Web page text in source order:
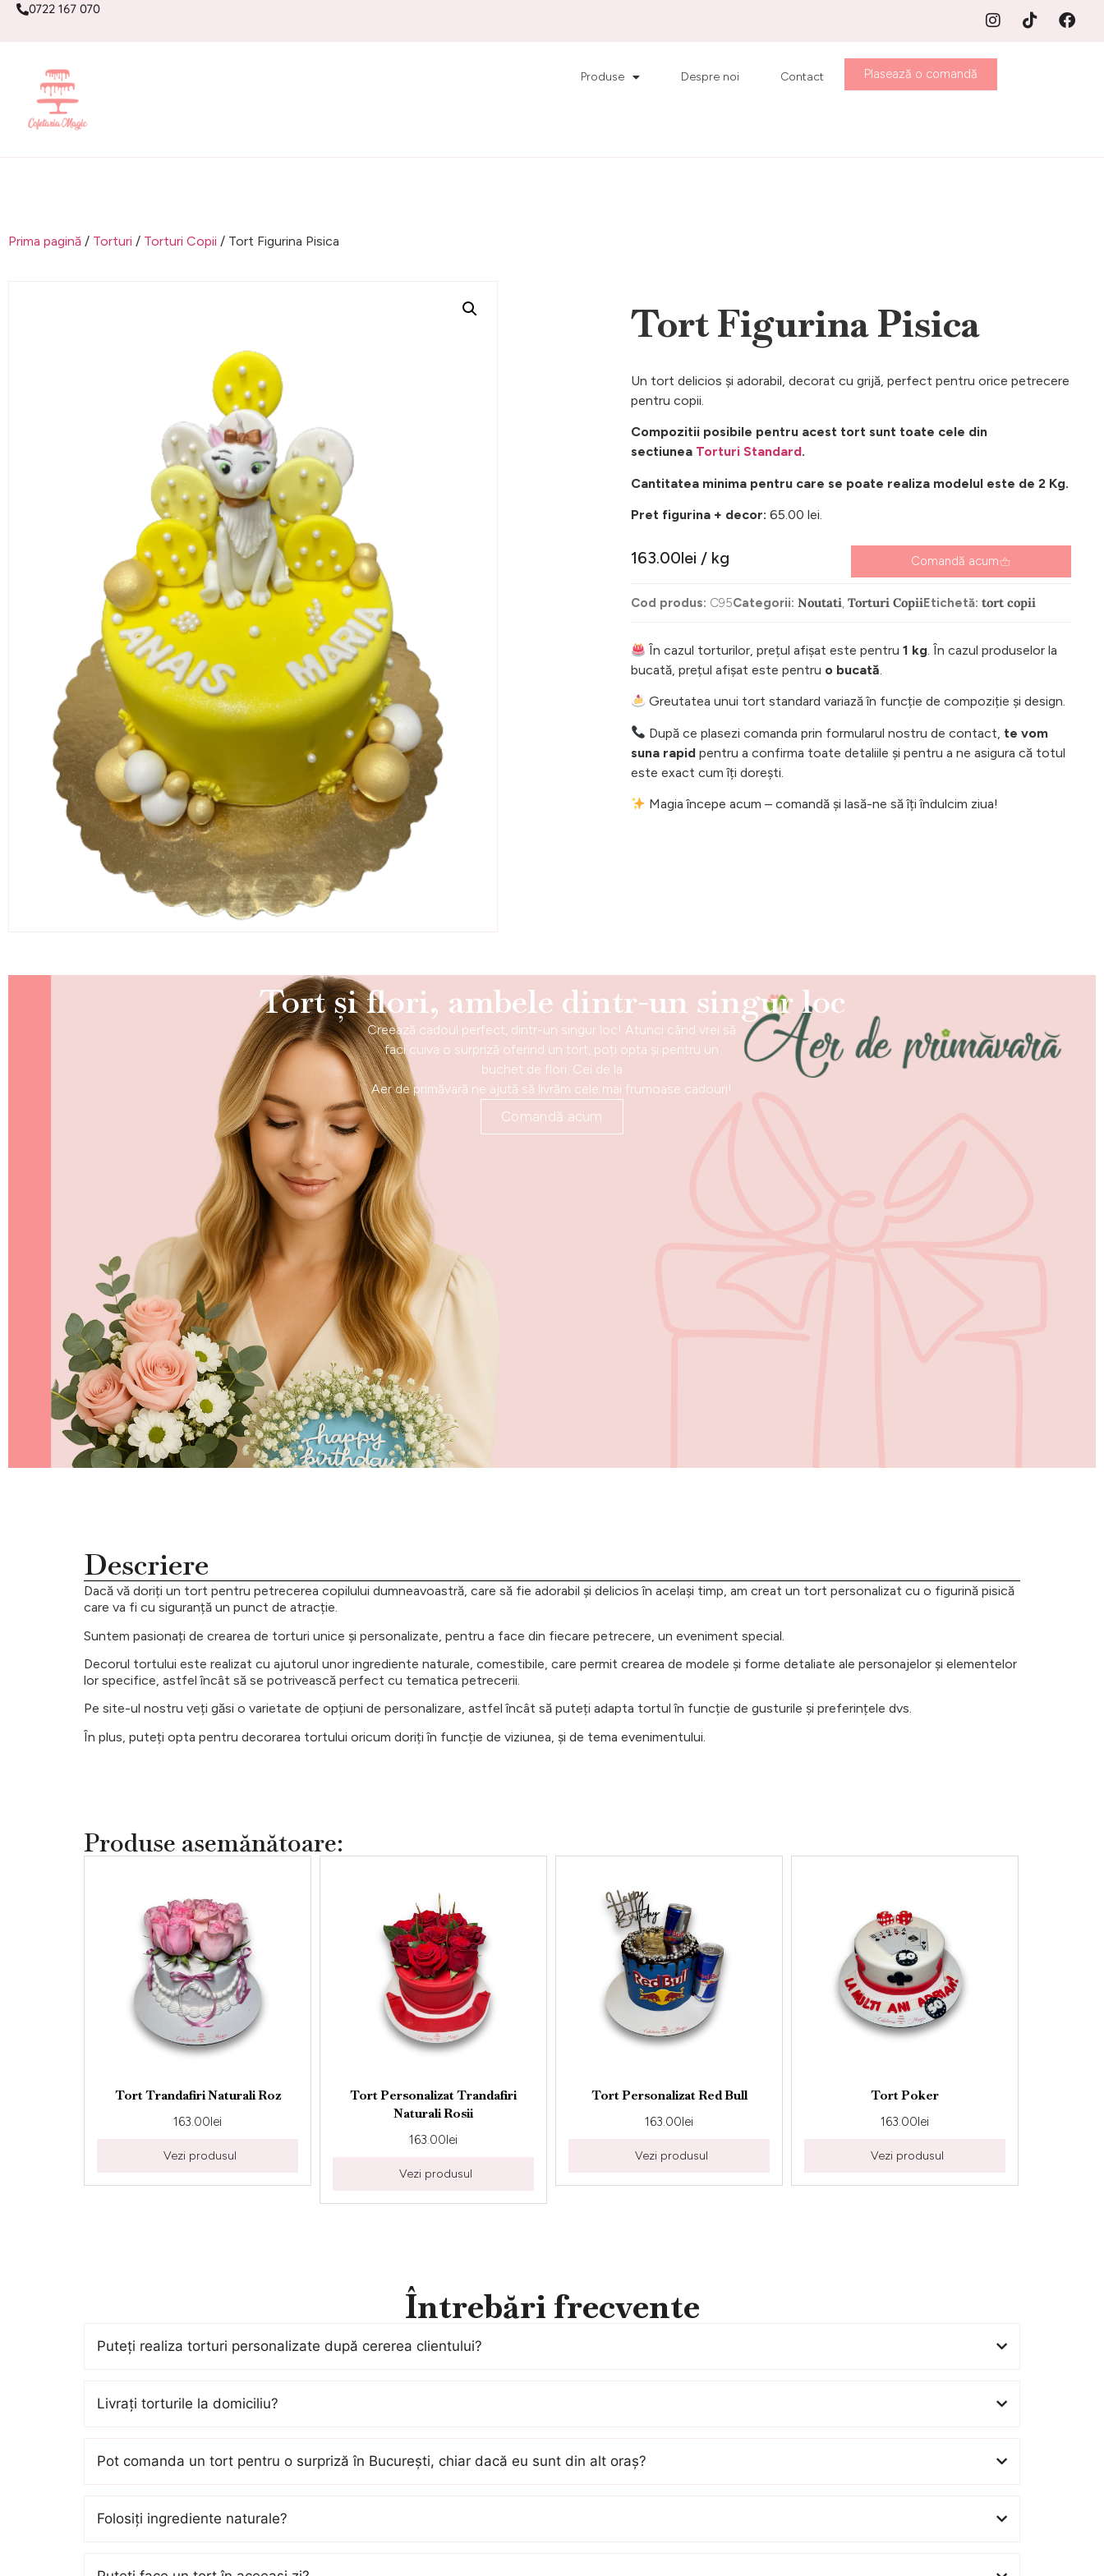
0722 167 070
Produse Despre noi Contact Plasează o comandă
Prima pagină / Torturi / Torturi Copii / Tort Figurina Pisica
Tort Figurina Pisica
Un tort delicios și adorabil, decorat cu grijă, perfect pentru orice petrecere
pentru copii.
Compozitii posibile pentru acest tort sunt toate cele din
sectiunea Torturi Standard.
Cantitatea minima pentru care se poate realiza modelul este de 2 Kg.
Pret figurina + decor:65.00 lei.
163.00lei / kg Comandă acum
Cod produs: C95Categorii: Noutati,Torturi CopiiEtichetă: tort copii
În cazul torturilor, prețul afișat este pentru1 kg. În cazul produselor la
bucată, prețul afișat este pentru o bucată.
Greutatea unui tort standard variază în funcție de compoziție și design.
După ce plasezi comanda prin formularul nostru de contact, te vom
suna rapid pentru a confirma toate detaliile și pentru a ne asigura că totul
este exact cum îți dorești.
Magia începe acum – comandă și lasă-ne să îți îndulcim ziua!
Tort și flori, ambele dintr-un singur loc
Creează cadoul perfect, dintr-un singur loc! Atunci când vrei să
faci cuiva o surpriză oferind un tort, poți opta și pentru un
buchet de flori. Cei de la
Aer de primăvară ne ajută să livrăm cele mai frumoase cadouri!
Comandă acum
Descriere
Dacă vă doriți un tort pentru petrecerea copilului dumneavoastră, care să fie adorabil și delicios în același timp, am creat un tort personalizat cu o figurină pisică
care va fi cu siguranță un punct de atracție.
Suntem pasionați de crearea de torturi unice și personalizate, pentru a face din fiecare petrecere, un eveniment special.
Decorul tortului este realizat cu ajutorul unor ingrediente naturale, comestibile, care permit crearea de modele și forme detaliate ale personajelor și elementelor
lor specifice, astfel încât să se potrivească perfect cu tematica petrecerii.
Pe site-ul nostru veți găsi o varietate de opțiuni de personalizare, astfel încât să puteți adapta tortul în funcție de gusturile și preferințele dvs.
În plus, puteți opta pentru decorarea tortului oricum doriți în funcție de viziunea, și de tema evenimentului.
Produse asemănătoare:
Tort Trandafiri Naturali Roz
Tort Personalizat Trandafiri
Naturali Rosii
Tort Personalizat Red Bull
Întrebări frecvente
Puteți realiza torturi personalizate după cererea clientului?
Livrați torturile la domiciliu?
Pot comanda un tort pentru o surpriză în București, chiar dacă eu sunt din alt oraș?
Folosiți ingrediente naturale?